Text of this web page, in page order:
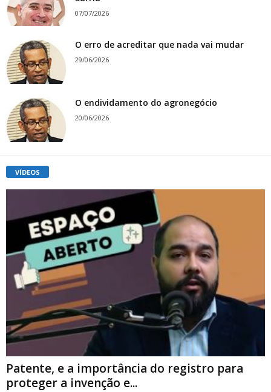
07/07/2026
O erro de acreditar que nada vai mudar
29/06/2026
O endividamento do agronegócio
20/06/2026
VÍDEOS
Patente, e a importância do registro para
proteger a invenção e...